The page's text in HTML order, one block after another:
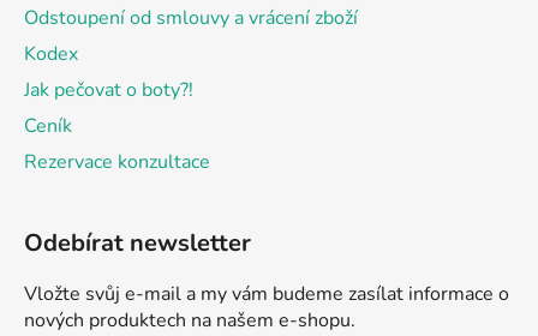
Odstoupení od smlouvy a vrácení zboží
Kodex
Jak pečovat o boty?!
Ceník
Rezervace konzultace
Odebírat newsletter
Vložte svůj e-mail a my vám budeme zasílat informace o
nových produktech na našem e-shopu.